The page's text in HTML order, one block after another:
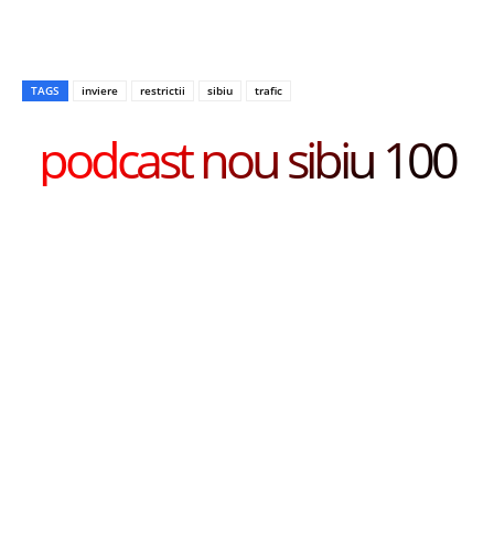
TAGS inviere restrictii sibiu trafic
podcast nou sibiu 100